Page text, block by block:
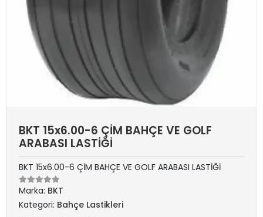
BKT 15x6.00-6 ÇİM BAHÇE VE GOLF
ARABASI LASTİĞİ
BKT 15x6.00-6 ÇİM BAHÇE VE GOLF ARABASI LASTİĞİ
Marka: BKT
Kategori: Bahçe Lastikleri